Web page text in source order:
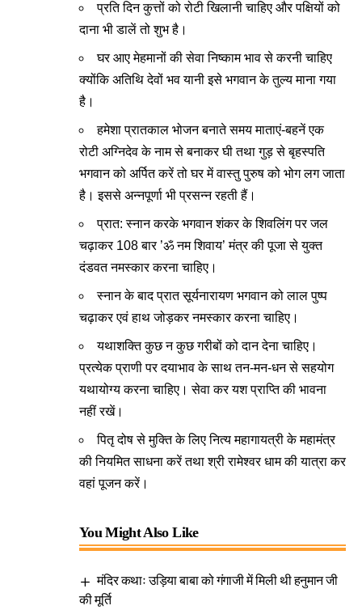
प्रति दिन कुत्तों को रोटी खिलानी चाहिए और पक्षियों को
दाना भी डालें तो शुभ है।
घर आए मेहमानों की सेवा निष्काम भाव से करनी चाहिए
क्योंकि अतिथि देवों भव यानी इसे भगवान के तुल्य माना गया
है।
हमेशा प्रातकाल भोजन बनाते समय माताएं-बहनें एक
रोटी अग्निदेव के नाम से बनाकर घी तथा गुड़ से बृहस्पति
भगवान को अर्पित करें तो घर में वास्तु पुरुष को भोग लग जाता
है। इससे अन्नपूर्णा भी प्रसन्न रहती हैं।
प्रात: स्नान करके भगवान शंकर के शिवलिंग पर जल
चढ़ाकर 108 बार ’ॐ नम शिवाय’ मंत्र की पूजा से युक्त
दंडवत नमस्कार करना चाहिए।
स्नान के बाद प्रात सूर्यनारायण भगवान को लाल पुष्प
चढ़ाकर एवं हाथ जोड़कर नमस्कार करना चाहिए।
यथाशक्ति कुछ न कुछ गरीबों को दान देना चाहिए।
प्रत्येक प्राणी पर दयाभाव के साथ तन-मन-धन से सहयोग
यथायोग्य करना चाहिए। सेवा कर यश प्राप्ति की भावना
नहीं रखें।
पितृ दोष से मुक्ति के लिए नित्य महागायत्री के महामंत्र
की नियमित साधना करें तथा श्री रामेश्वर धाम की यात्रा कर
वहां पूजन करें।
You Might Also Like
मंदिर कथाः उड़िया बाबा को गंगाजी में मिली थी हनुमान जी
की मूर्ति